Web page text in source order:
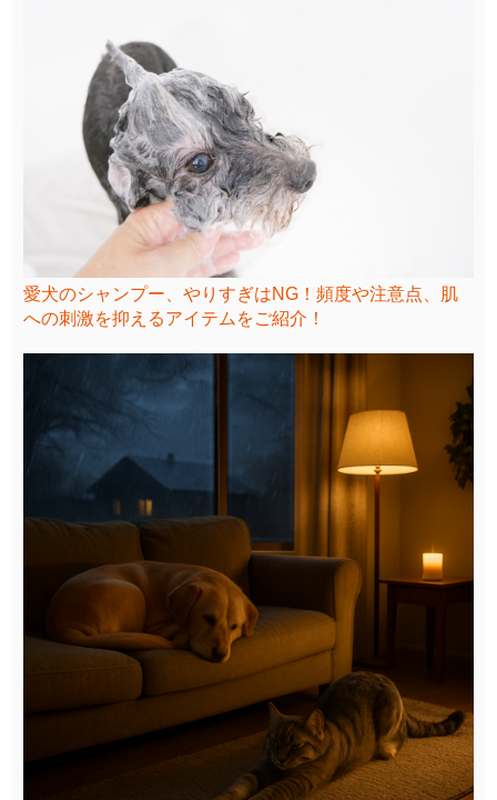
愛犬のシャンプー、やりすぎはNG！頻度や注意点、肌
への刺激を抑えるアイテムをご紹介！